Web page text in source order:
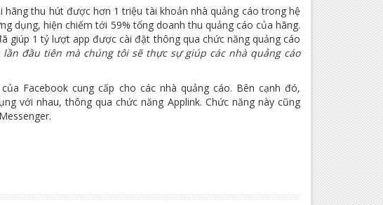
hãng thu hút được hơn 1 triệu tài khoản nhà quảng cáo trong hệ
dụng, hiện chiếm tới 59% tổng doanh thu quảng cáo của hãng.
giúp 1 tỷ lượt app được cài đặt thông qua chức năng quảng cáo
đầu tiên mà chúng tôi sẽ thực sự giúp các nhà quảng cáo
Facebook cung cấp cho các nhà quảng cáo. Bên cạnh đó,
với nhau, thông qua chức năng Applink. Chức năng này cũng